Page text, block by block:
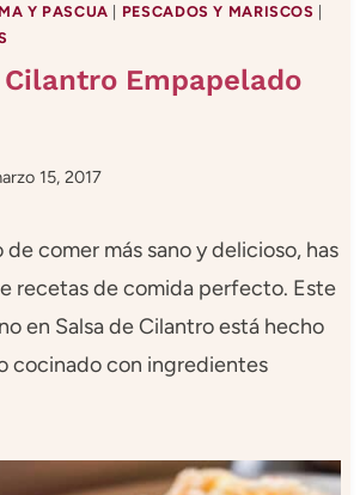
Y PASCUA PESCADOS Y MARISCOS
Empapelado
15, 2017
comer más sano y delicioso, has
recetas de comida perfecto. Este
en Salsa de Cilantro está hecho
cocinado con ingredientes